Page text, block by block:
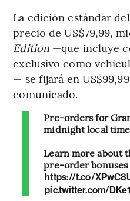
La edición estándar
precio de US$79,99,
Edition —que incluye
exclusivo como
— se fijará en
comunicado.
Pre-orders for
midnight local
Learn more about
pre-order bonuses
https://t.co/
pic.twitter.com/